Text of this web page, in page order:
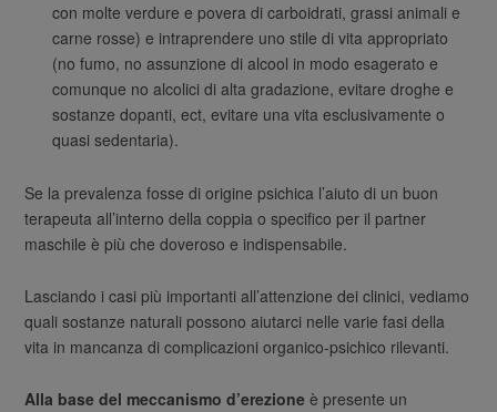
con molte verdure e povera di carboidrati, grassi animali e
carne rosse) e intraprendere uno stile di vita appropriato
(no fumo, no assunzione di alcool in modo esagerato e
comunque no alcolici di alta gradazione, evitare droghe e
sostanze dopanti, ect, evitare una vita esclusivamente o
quasi sedentaria).
Se la prevalenza fosse di origine psichica l’aiuto di un buon
terapeuta all’interno della coppia o specifico per il partner
maschile è più che doveroso e indispensabile.
Lasciando i casi più importanti all’attenzione dei clinici, vediamo
quali sostanze naturali possono aiutarci nelle varie fasi della
vita in mancanza di complicazioni organico-psichico rilevanti.
Alla base del meccanismo d’erezione è presente un